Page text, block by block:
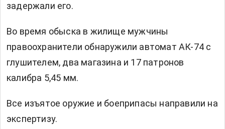
задержали его.
Во время обыска в жилище мужчины
правоохранители обнаружили автомат АК-74 с
глушителем, два магазина и 17 патронов
калибра 5,45 мм.
Все изъятое оружие и боеприпасы направили на
экспертизу.